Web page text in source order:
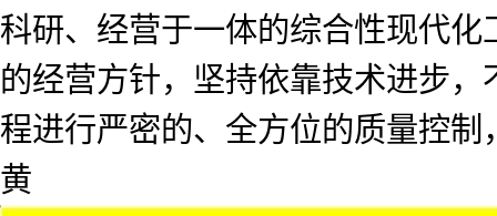
科研、经营于一体的综合性现代
的经营方针，坚持依靠技术进步
程进行严密的、全方位的质量控
黄